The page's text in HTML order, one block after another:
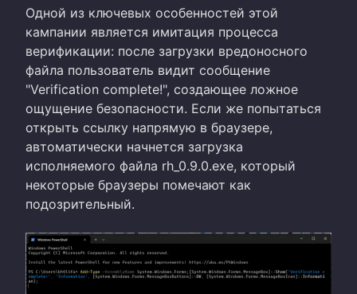
Одной из ключевых особенностей этой
кампании является имитация процесса
верификации: после загрузки вредоносного
файла пользователь видит сообщение
"Verification complete!", создающее ложное
ощущение безопасности. Если же попытаться
открыть ссылку напрямую в браузере,
автоматически начнется загрузка
исполняемого файла rh_0.9.0.exe, который
некоторые браузеры помечают как
подозрительный.